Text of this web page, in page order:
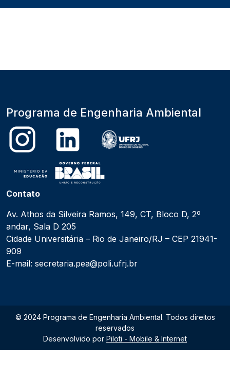
Programa de Engenharia Ambiental
Contato
Av. Athos da Silveira Ramos, 149, CT, Bloco D, 2º
andar, Sala D 205
Cidade Universitária – Rio de Janeiro/RJ – CEP 21941-
909
E-mail: secretaria.pea@poli.ufrj.br
© 2024 Programa de Engenharia Ambiental. Todos direitos
reservados
Desenvolvido por Piloti - Mobile & Internet